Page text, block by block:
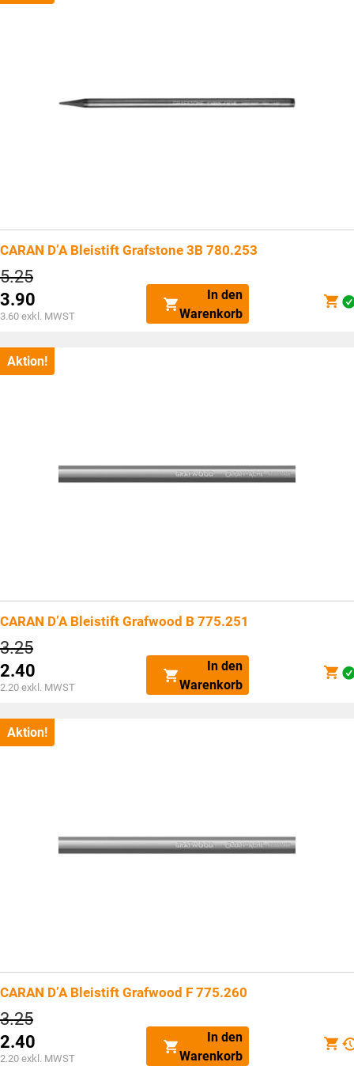
CARAN D’A Bleistift Grafstone 3B 780.253
5.25Ursprünglicher
war:
CHF5.25
3.90
Aktueller
ist:
CHF3.90.
3.60 exkl. MWST
In den
Warenkorb
Aktion!
CARAN D’A Bleistift Grafwood B 775.251
3.25Ursprünglicher
war:
CHF3.25
2.40
Aktueller
ist:
CHF2.40.
2.20 exkl. MWST
In den
Warenkorb
Aktion!
CARAN D’A Bleistift Grafwood F 775.260
3.25Ursprünglicher
war:
CHF3.25
2.40
Aktueller
2.20 exkl. MWST
In den
Warenkorb